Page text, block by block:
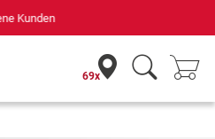
tv+DISQ 2016-2024)
69x